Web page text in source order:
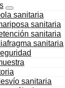
sanitaria
sanitaria
sanitaria
sanitaria
sanitaria